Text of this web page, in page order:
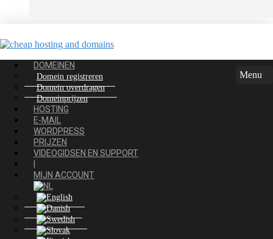
Menu
DOMEINEN
Domein registreren
Domein overdragen
Domeinprijzen
HOSTING
E-MAIL
WORDPRESS
PRIJZEN
VIDEOGIDSEN EN SUPPORT
MIJN ACCOUNT
Kennisbank
Klantensysteem Home
Kennisbank
WordPress
Hoe een bestaande 1-click-installatie te verwijderen, bijv.
WordPress
Categorieën
Domeinen
E-mail en agenda